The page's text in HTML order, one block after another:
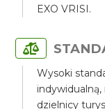
EXO VRISI.
Wysoki
dzielnicy